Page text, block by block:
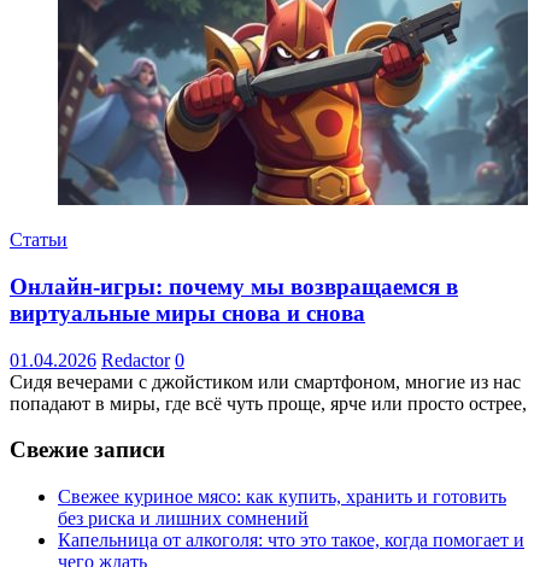
Статьи
Онлайн-игры: почему мы возвращаемся в
виртуальные миры снова и снова
01.04.2026 Redactor 0
Сидя вечерами с джойстиком или смартфоном, многие из нас
попадают в миры, где всё чуть проще, ярче или просто острее,
Свежие записи
Свежее куриное мясо: как купить, хранить и готовить
без риска и лишних сомнений
Капельница от алкоголя: что это такое, когда помогает и
чего ждать